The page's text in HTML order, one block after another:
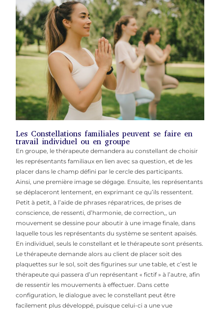
Les Constellations familiales peuvent se faire en
travail individuel ou en groupe
En groupe, le thérapeute demandera au constellant de choisir
les représentants familiaux en lien avec sa question, et de les
placer dans le champ défini par le cercle des participants.
Ainsi, une première image se dégage. Ensuite, les représentants
se déplaceront lentement, en exprimant ce qu’ils ressentent.
Petit à petit, à l’aide de phrases réparatrices, de prises de
conscience, de ressenti, d’harmonie, de correction,, un
mouvement se dessine pour aboutir à une image finale, dans
laquelle tous les représentants du système se sentent apaisés.
En individuel, seuls le constellant et le thérapeute sont présents.
Le thérapeute demande alors au client de placer soit des
plaquettes sur le sol, soit des figurines sur une table, et c’est le
thérapeute qui passera d’un représentant « fictif » à l’autre, afin
de ressentir les mouvements à effectuer. Dans cette
configuration, le dialogue avec le constellant peut être
facilement plus développé, puisque celui-ci a une vue